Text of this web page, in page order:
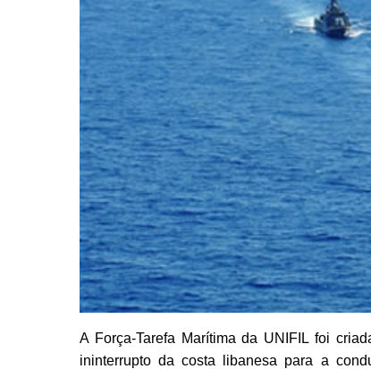
A Força-Tarefa Marítima da UNIFIL foi
ininterrupto da costa libanesa para a